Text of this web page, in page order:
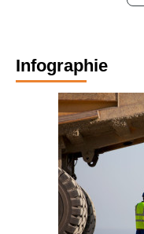
Infographie